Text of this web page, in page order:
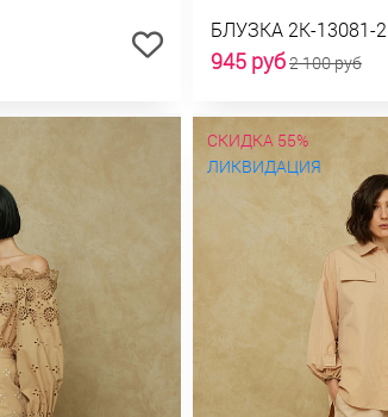
БЛУЗКА 2К-13081-2
945 руб2 100 руб
СКИДКА 55%
ЛИКВИДАЦИЯ